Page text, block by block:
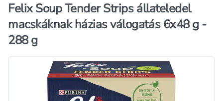
Felix Soup Tender Strips állateledel
macskáknak házias válogatás 6x48 g -
288 g